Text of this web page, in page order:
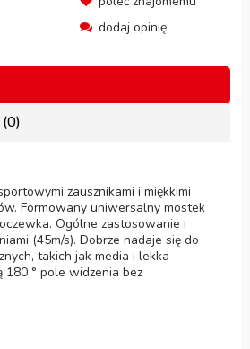
dodaj opinię
zausznikami i miękkimi
Formowany uniwersalny mostek
Ogólne zastosowanie i
(45m/s). Dobrze nadaje się do
takich jak media i lekka
180 ° pole widzenia bez